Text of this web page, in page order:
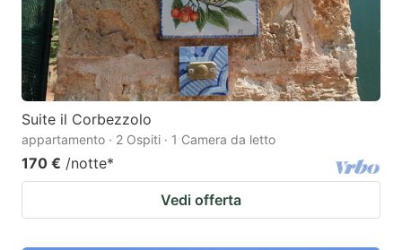
Suite il Corbezzolo
appartamento · 2 Ospiti · 1 Camera da letto
170 € /notte*
Vedi offerta